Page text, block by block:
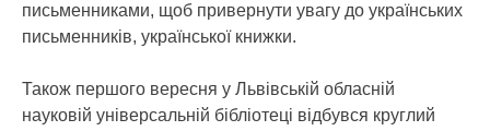
письменниками, щоб привернути увагу до українських
письменників, української книжки.
Також першого вересня у Львівській обласній
науковій універсальній бібліотеці відбувся круглий